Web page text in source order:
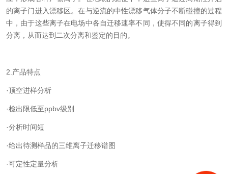
的离子门进入漂移区。在与逆流的中性漂移气体分子不断碰撞的过程
中，由于这些离子在电场中各自迁移速率不同，使得不同的离子得到
分离，从而达到二次分离和鉴定的目的。
2.产品特点
·顶空进样分析
·检出限低至ppbv级别
·分析时间短
·给出待测样品的三维离子迁移谱图
·可定性定量分析